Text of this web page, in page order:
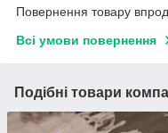
Повернення товару
Всі умови повернення
Подібні товари